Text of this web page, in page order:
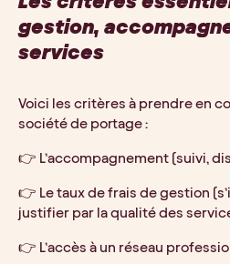
gestion,
services
Voici les critères à prendre en
société de portage :
👉 L’accompagnement (suivi,
👉 Le taux de frais de gestion
justifier par la qualité des
👉 L’accès à un réseau